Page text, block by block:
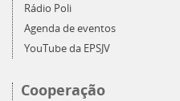
Rádio Poli
Agenda de eventos
YouTube da EPSJV
Cooperação